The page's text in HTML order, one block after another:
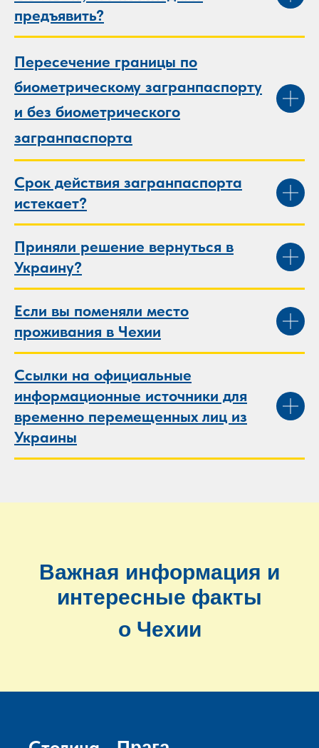
предъявить?
Пересечение границы по
биометрическому загранпаспорту
и без биометрического
загранпаспорта
Срок действия загранпаспорта
истекает?
Приняли решение вернуться в
Украину?
Если вы поменяли место
проживания в Чехии
Ссылки на официальные
информационные источники для
временно перемещенных лиц из
Украины
Важная информация и
интересные факты
о Чехии